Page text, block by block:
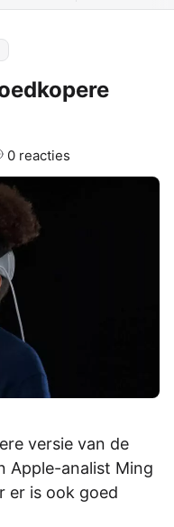
0 reacties
versie van de
Apple-analist Ming
er is ook goed